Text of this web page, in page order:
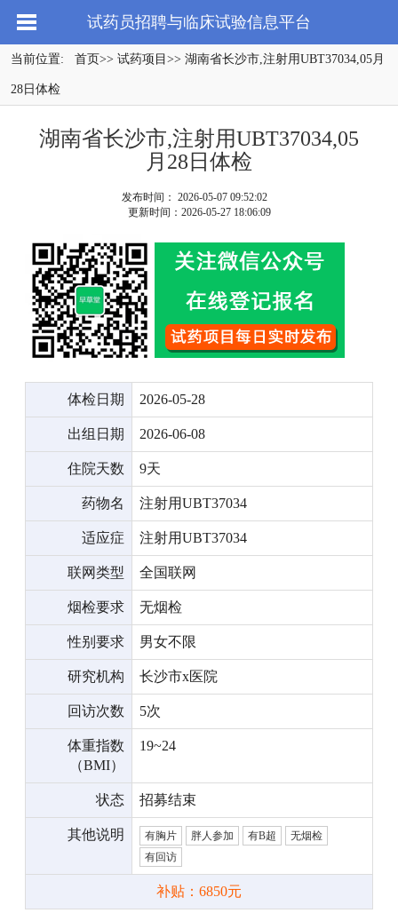
试药员招聘与临床试验信息平台
当前位置: 首页>> 试药项目 >> 湖南省长沙市,注射用UBT37034,05月
28日体检
湖南省长沙市,注射用UBT37034,05
月28日体检
发布时间： 2026-05-07 09:52:02
更新时间：2026-05-27 18:06:09
体检日期 2026-05-28
出组日期 2026-06-08
住院天数 9天
药物名 注射用UBT37034
适应症 注射用UBT37034
联网类型 全国联网
烟检要求 无烟检
性别要求 男女不限
研究机构 长沙市x医院
回访次数 5次
体重指数
（BMI）
19~24
状态 招募结束
其他说明 有胸片 胖人参加 有B超
无烟检
有回访
补贴：6850元